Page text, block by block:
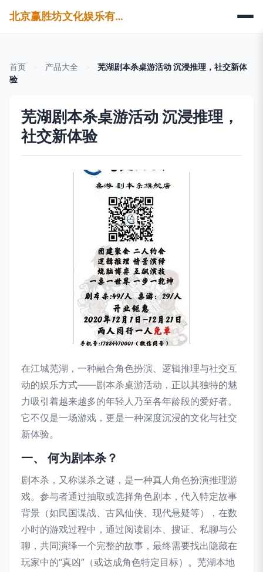
北京赢胜坊文化娱乐有限公司
首页 产品大全
芜湖剧本杀桌游活动 沉浸推理，社交新体
验
芜湖剧本杀桌游活动 沉浸推理，
社交新体验
在江城芜湖，一种融合角色扮演、逻辑推理与社交互
动的娱乐方式——剧本杀桌游活动，正以其独特的魅
力吸引着越来越多的年轻人乃至各年龄段的爱好者。
它不仅是一场游戏，更是一种深度沉浸的文化与社交
新体验。
一、 何为剧本杀？
剧本杀，又称谋杀之谜，是一种真人角色扮演推理游
戏。参与者通过抽取或选择角色剧本，代入特定故事
背景（如民国谍战、古风仙侠、现代悬疑等），在数
小时的游戏过程中，通过阅读剧本、搜证、私聊与公
聊，共同演绎一个完整的故事，最终需要找出隐藏在
玩家中的“真凶”（或达成角色特定目标）。芜湖本地